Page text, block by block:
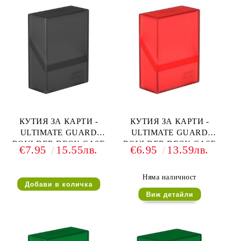
КУТИЯ ЗА КАРТИ -
ULTIMATE GUARD
BOULDER DECK CASE
(за LCG, TCG и др) 40+ -
€7.95 15.55лв.
КУТИЯ ЗА КАРТИ -
ULTIMATE GUARD
BOULDER DECK CASE
(за LCG, TCG и др) 40+ -
€6.95 13.59лв.
Няма наличност
Виж детайли